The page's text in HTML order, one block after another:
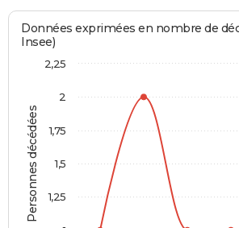
Personnes décédées
Données exprimées en nombre de
Insee)
1,25
1,5
1,75
2
2,25